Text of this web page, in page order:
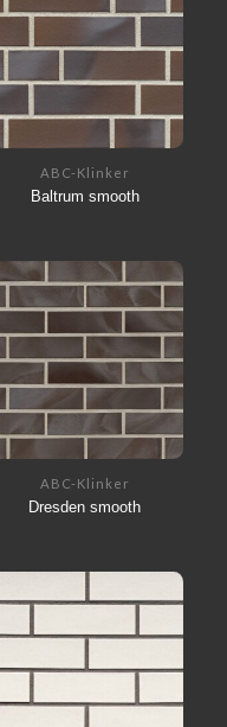
ABC-Klinker
Baltrum smooth
ABC-Klinker
Dresden smooth